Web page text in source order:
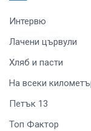
Интервю
Лачени цървули
Хляб и пасти
На всеки
Петък 13
Топ Фактор